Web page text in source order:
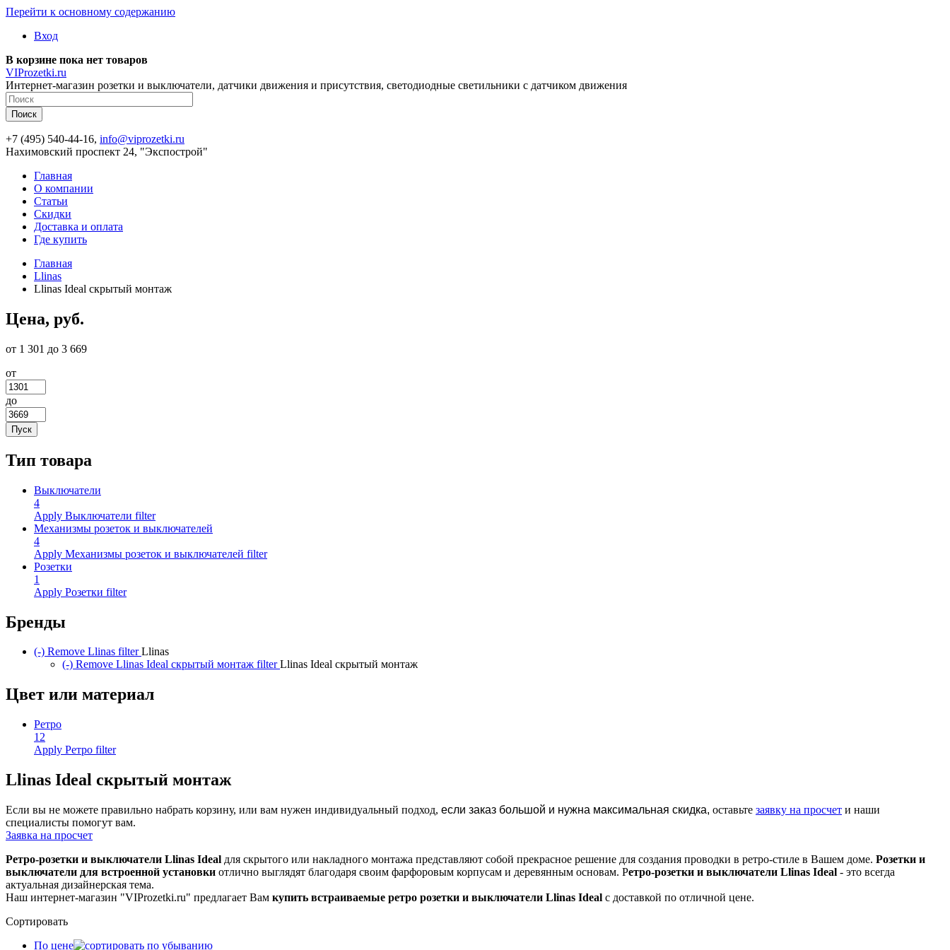
Перейти к основному содержанию
Вход
В корзине пока нет товаров
VIProzetki.ru
Интернет-магазин розетки и выключатели, датчики движения и присутствия, светодиодные светильники с датчиком движения
+7 (495) 540-44-16, info@viprozetki.ru
Нахимовский проспект 24, "Экспострой"
Главная
О компании
Статьи
Скидки
Доставка и оплата
Где купить
Главная
Llinas
Llinas Ideal скрытый монтаж
Цена, руб.
от 1 301 до 3 669
от
до
Тип товара
Выключатели
4
Apply Выключатели filter
Механизмы розеток и выключателей
4
Apply Механизмы розеток и выключателей filter
Розетки
1
Apply Розетки filter
Бренды
(-) Remove Llinas filterLlinas
(-) Remove Llinas Ideal скрытый монтаж filterLlinas Ideal скрытый монтаж
Цвет или материал
Ретро
12
Apply Ретро filter
Llinas Ideal скрытый монтаж
Если вы не можете правильно набрать корзину, или вам нужен индивидуальный подход, если заказ большой и нужна максимальная скидка, оставьте заявку на просчет и наши
специалисты помогут вам.
Заявка на просчет
Ретро-розетки и выключатели Llinas Ideal для скрытого или накладного монтажа представляют собой прекрасное решение для создания проводки в ретро-стиле в Вашем доме. Розетки и
выключатели для встроенной установки отлично выглядят благодаря своим фарфоровым корпусам и деревянным основам. Ретро-розетки и выключатели Llinas Ideal - это всегда
актуальная дизайнерская тема.
Наш интернет-магазин "VIProzetki.ru" предлагает Вам купить встраиваемые ретро розетки и выключатели Llinas Ideal с доставкой по отличной цене.
Сортировать
По цене